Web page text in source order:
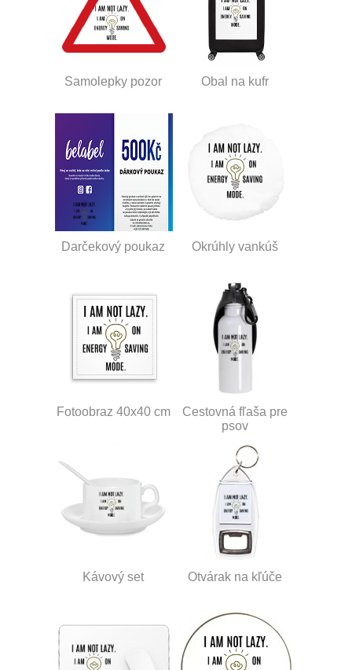
Samolepky pozor Obal na kufr
Darčekový poukaz Okrúhly vankúš
Fotoobraz 40x40 cm
Cestovná fľaša pre
psov
Kávový set Otvárak na kľúče